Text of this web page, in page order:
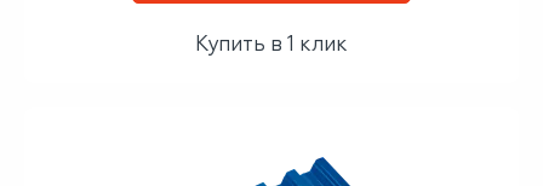
Купить в 1 клик